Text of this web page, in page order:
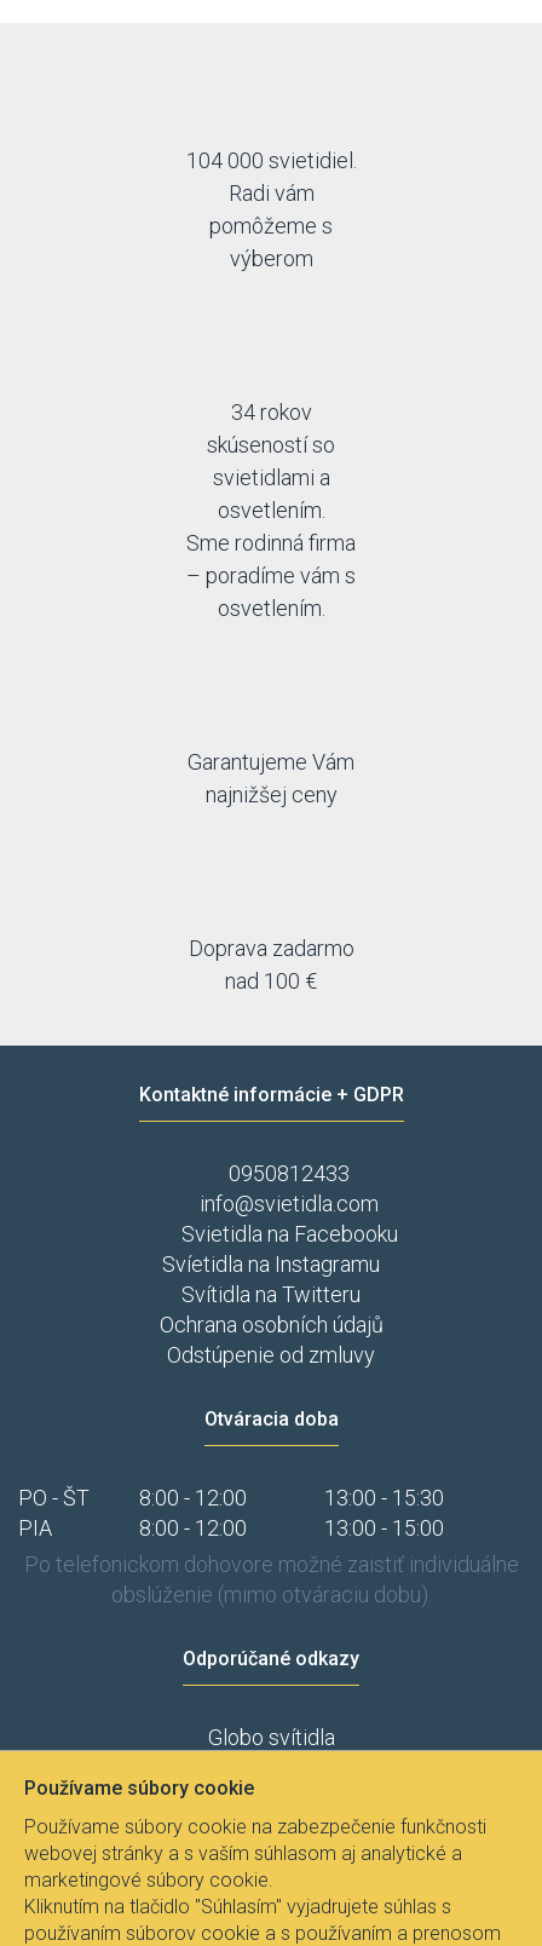
104 000 svietidiel.
Radi vám
pomôžeme s
výberom
34 rokov
skúseností so
svietidlami a
osvetlením.
Sme rodinná firma
– poradíme vám s
osvetlením.
Garantujeme Vám
najnižšej ceny
Doprava zadarmo
nad 100 €
Kontaktné informácie + GDPR
0950812433
info@svietidla.com
Svietidla na Facebooku
Svíetidla na Instagramu
Svítidla na Twitteru
Ochrana osobních údajů
Odstúpenie od zmluvy
Otváracia doba
PO - ŠT 8:00 - 12:00
13:00 - 15:30
PIA
8:00 - 12:00
13:00 - 15:00
Po telefonickom dohovore možné zaistiť individuálne
obslúženie (mimo otváraciu dobu).
Odporúčané odkazy
Globo svítidla
Luxusní svítidla Orion
Svitidla.com
Používame súbory cookie
Používame súbory cookie na zabezpečenie funkčnosti
webovej stránky a s vaším súhlasom aj analytické a
marketingové súbory cookie.
Kliknutím na tlačidlo "Súhlasím" vyjadrujete súhlas s
používaním súborov cookie a s používaním a prenosom